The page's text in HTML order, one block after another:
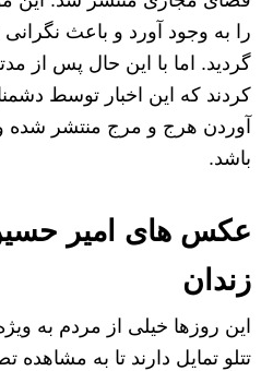
را به وجود آورد و باعث
گردید. اما با این حال پس از
کردند که این اخبار توسط
آوردن هرج و مرج منتشر شده
باشد.
عکس های امیر
زندان
این روزها خیلی از مردم به
تتلو تمایل دارند تا به مشاهده